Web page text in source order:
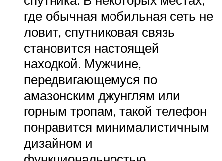
где обычная мобильная сеть не
ловит, спутниковая связь
становится настоящей
находкой. Мужчине,
передвигающемуся по
амазонским джунглям или
горным тропам, такой телефон
понравится минималистичным
дизайном и